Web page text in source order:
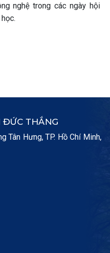
nghệ trong các ngày hội
ĐỨC THẮNG
Tân Hưng, TP. Hồ Chí Minh,